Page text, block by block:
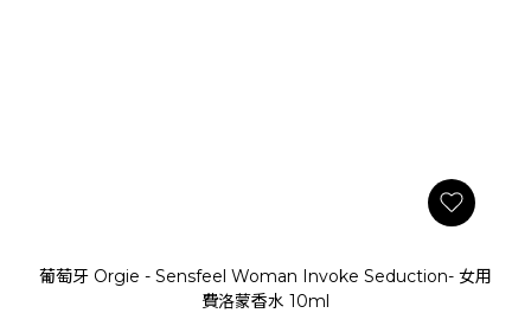
葡萄牙 Orgie - Sensfeel Woman Invoke Seduction- 女用
費洛蒙香水 10ml